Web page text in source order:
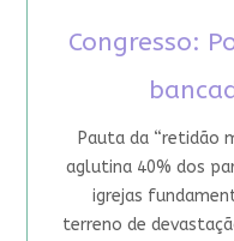
Congresso:
Pauta da “retidão
aglutina 40% dos
igrejas
terreno de